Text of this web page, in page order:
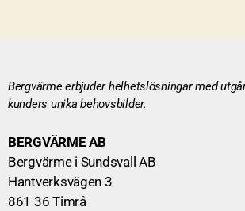
Bergvärme erbjuder helhetslösningar med
kunders unika behovsbilder.
BERGVÄRME AB
Bergvärme i Sundsvall AB
Hantverksvägen 3
861 36 Timrå